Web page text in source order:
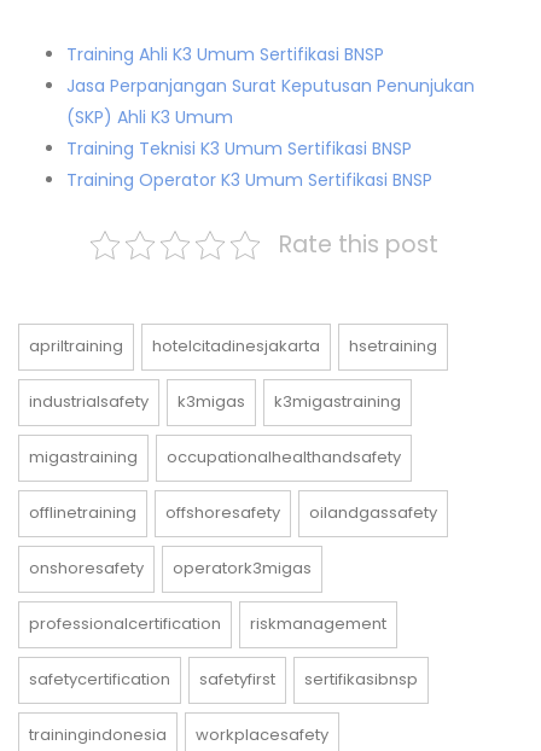
Training Ahli K3 Umum Sertifikasi BNSP
Jasa Perpanjangan Surat Keputusan Penunjukan
(SKP) Ahli K3 Umum
Training Teknisi K3 Umum Sertifikasi BNSP
Training Operator K3 Umum Sertifikasi BNSP
Rate this post
apriltraining hotelcitadinesjakarta hsetraining
industrialsafety k3migas k3migastraining
migastraining occupationalhealthandsafety
offlinetraining offshoresafety oilandgassafety
onshoresafety operatork3migas
professionalcertification riskmanagement
safetycertification safetyfirst sertifikasibnsp
trainingindonesia workplacesafety